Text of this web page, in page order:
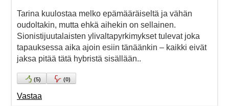
Tarina kuulostaa melko epämääräiseltä ja vähän
oudoltakin, mutta ehkä aihekin on sellainen.
Sionistijuutalaisten ylivaltapyrkimykset tulevat joka
tapauksessa aika ajoin esiin tänäänkin – kaikki eivät
jaksa pitää tätä hybristä sisällään..
(5) (0)
Vastaa